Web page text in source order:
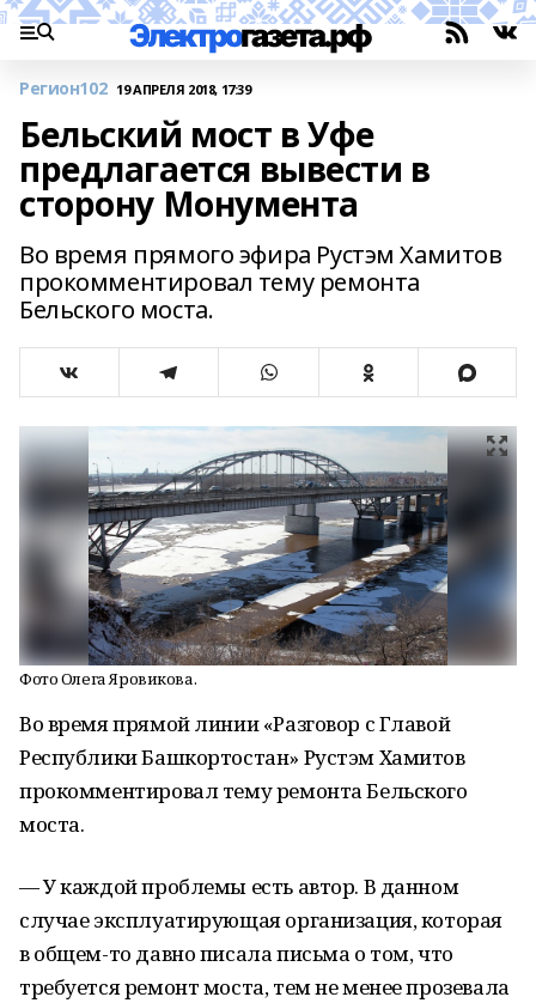
Регион102 19 АПРЕЛЯ 2018, 17:39
Бельский мост в Уфе
предлагается вывести в
сторону Монумента
Во время прямого эфира Рустэм Хамитов
прокомментировал тему ремонта
Бельского моста.
Фото Олега Яровикова.
Во время прямой линии «Разговор с Главой
Республики Башкортостан» Рустэм Хамитов
прокомментировал тему ремонта Бельского
моста.
— У каждой проблемы есть автор. В данном
случае эксплуатирующая организация, которая
в общем-то давно писала письма о том, что
требуется ремонт моста, тем не менее прозевала